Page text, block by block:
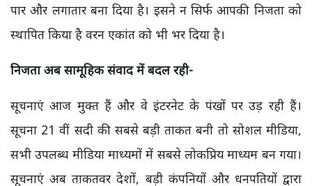
पार और लगातार बना दिया है। इसने न सिर्फ आपकी निजता को
स्थापित किया है वरन एकांत को भी भर दिया है।
निजता अब सामूहिक संवाद में बदल रही-
सूचनाएं आज मुक्त हैं और वे इंटरनेट के पंखों पर उड़ रही हैं।
सूचना 21 वीं सदी की सबसे बड़ी ताकत बनी तो सोशल मीडिया,
सभी उपलब्ध मीडिया माध्यमों में सबसे लोकप्रिय माध्यम बन गया।
सूचनाएं अब ताकतवर देशों, बड़ी कंपनियों और धनपतियों द्वारा